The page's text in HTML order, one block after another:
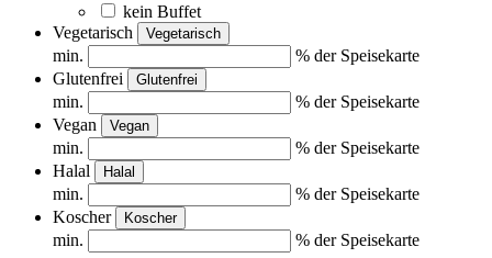
kein Buffet
Vegetarisch
Vegetarisch
min.
% der Speisekarte
Glutenfrei
Glutenfrei
min.
% der Speisekarte
Vegan
Vegan
min.
% der Speisekarte
Halal
Halal
min.
% der Speisekarte
Koscher
Koscher
min. % der Speisekarte